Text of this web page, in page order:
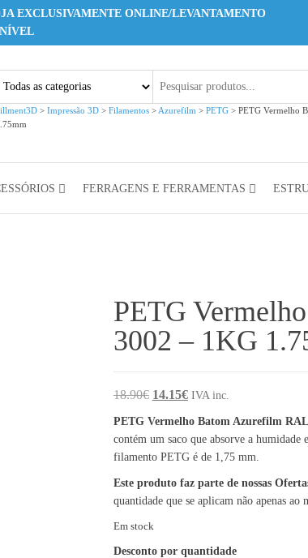
EXCLUSIVAMENTE ONLINE/LEVANTAMENTO
> Impressão 3D > Filamentos > Azurefilm > PETG > PETG Vermelho
FERRAGENS E FERRAMENTAS
PETG
3002 – 1KG
18.90€ O preço original era: 18.90€.
14.15€O preço atual é: 14.15€.
IVA inc.
PETG Vermelho Batom Azurefilm
contém um saco que absorve a humidade
filamento PETG é de 1,75 mm.
Este produto faz parte de nossas
quantidade que se aplicam não apenas ao
Em stock
Desconto por quantidade